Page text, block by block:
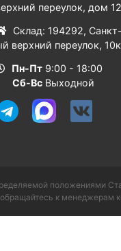
переулок, дом
Склад: 194292,
верхний переулок,
Пн-Пт 9:00 - 18:00
Сб-ВсВыходной
положениями
к менеджерам